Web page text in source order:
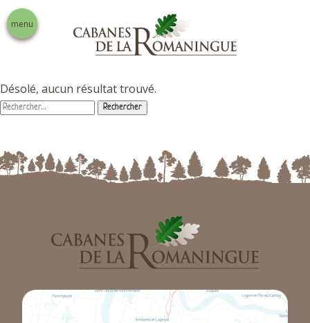
menu
Nos prestations
Désolé, aucun résultat trouvé.
Rechercher :